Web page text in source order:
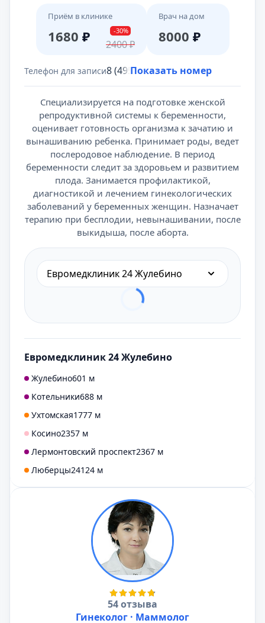
Приём в клинике
1680 ₽ -30%
2400₽
Врач на дом
8000 ₽
Телефон для записи8 (495) 431-69-47
Показать номер
Специализируется на подготовке женской
репродуктивной системы к беременности,
оценивает готовность организма к зачатию и
вынашиванию ребенка. Принимает роды, ведет
послеродовое наблюдение. В период
беременности следит за здоровьем и развитием
плода. Занимается профилактикой,
диагностикой и лечением гинекологических
заболеваний у беременных женщин. Назначает
терапию при бесплодии, невынашивании, после
выкидыша, после аборта.
Евромедклиник 24 Жулебино
Евромедклиник 24 Жулебино
Жулебино601 м
Котельники688 м
Ухтомская1777 м
Косино2357 м
Лермонтовский проспект2367 м
Люберцы24124 м
54 отзыва
Гинеколог · Маммолог